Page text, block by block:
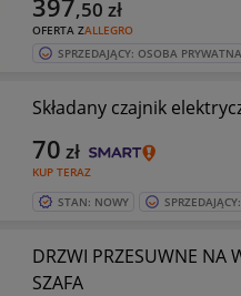
OFERTA ZALLEGRO
,50 zł
SPRZEDAJĄCY: OSOBA PRYWATNA
Składany czajnik
KUP TERAZ
70 zł
STAN: NOWY
DRZWI PRZESUWNE NA
SZAFA